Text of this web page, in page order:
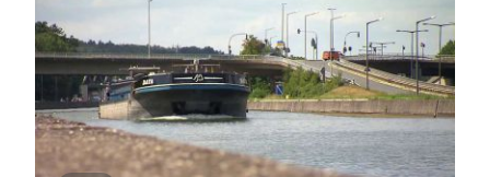
Odra–Labe M. Pavlem přírodovědec Martin Rulík
tyto možné dopady vysvětluje. Zpracovatel studie
mu oponuje.